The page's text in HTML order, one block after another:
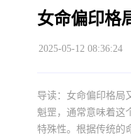
女命偏印格
2025-05-12 08:36:24
导读： 女命偏印格局
魁罡，通常意味着这
特殊性。根据传统的